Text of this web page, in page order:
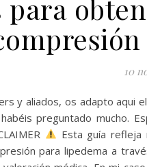
para
10
y aliados, os adapto aqui
preguntado mucho.
Esta guía refleja
para lipedema a